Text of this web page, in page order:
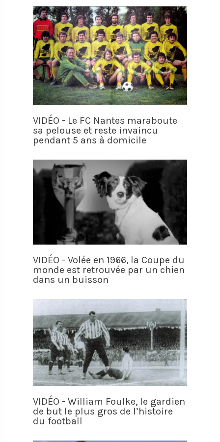
VIDÉO - Le FC Nantes maraboute
sa pelouse et reste invaincu
pendant 5 ans à domicile
VIDÉO - Volée en 1966, la Coupe du
monde est retrouvée par un chien
dans un buisson
VIDÉO - William Foulke, le gardien
de but le plus gros de l’histoire
du football